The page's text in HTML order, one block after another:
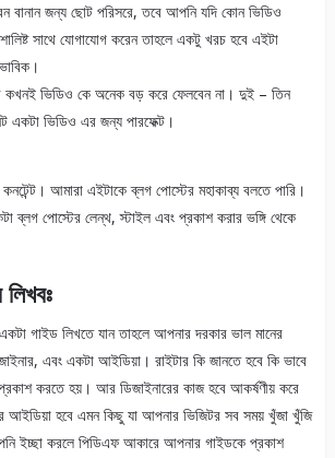
বানান জন্য ছোট পরিসরে, তবে আপনি যদি কোন ভিডিও
সাথে যোগাযোগ করেন তাহলে একটু খরচ হবে এইটা
কখনই ভিডিও কে অনেক বড় করে ফেলবেন না। দুই – তিন
একটা ভিডিও এর জন্য পারফেক্ট।
আমারা এইটাকে ব্লগ পোস্টের মহাকাব্য বলতে পারি।
ব্লগ পোস্টের লেন্থ, স্টাইল এবং প্রকাশ করার ভঙ্গি থেকে
লিখবঃ
গাইড লিখতে যান তাহলে আপনার দরকার ভাল মানের
এবং একটা আইডিয়া। রাইটার কি জানতে হবে কি ভাবে
করতে হয়। আর ডিজাইনারের কাজ হবে আকর্ষণীয় করে
হবে এমন কিছু যা আপনার ভিজিটর সব সময় খুঁজা খুঁজি
ইচ্ছা করলে পিডিএফ আকারে আপনার গাইডকে প্রকাশ